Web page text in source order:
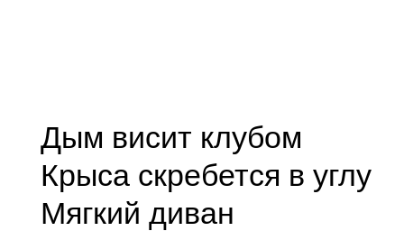
Дым висит клубом
Крыса скребется в углу
Мягкий диван